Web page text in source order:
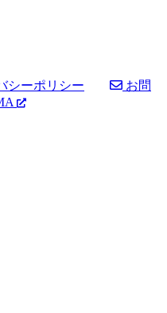
シーポリシー
お問